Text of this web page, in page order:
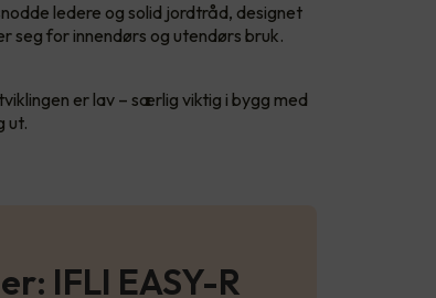
ledere og solid jordtråd, designet
seg for innendørs og utendørs bruk.
er lav – særlig viktig i bygg med
ut.
IFLI EASY-R